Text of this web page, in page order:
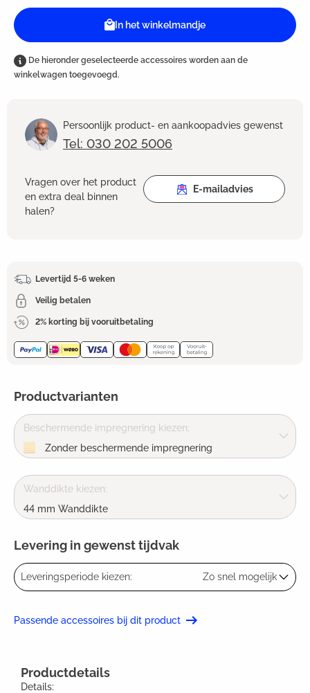
In het winkelmandje
De hieronder geselecteerde accessoires worden aan de
winkelwagen toegevoegd.
Persoonlijk product- en aankoopadvies gewenst
Tel: 030 202 5006
Vragen over het product
en extra deal binnen
halen?
E-mailadvies
Levertijd 5-6 weken
Veilig betalen
2% korting bij vooruitbetaling
Productvarianten
Beschermende impregnering kiezen:
Zonder beschermende impregnering
Wanddikte kiezen:
44 mm Wanddikte
Levering in gewenst tijdvak
Leveringsperiode kiezen: Zo snel mogelijk
Passende accessoires bij dit product
Productdetails
Details: